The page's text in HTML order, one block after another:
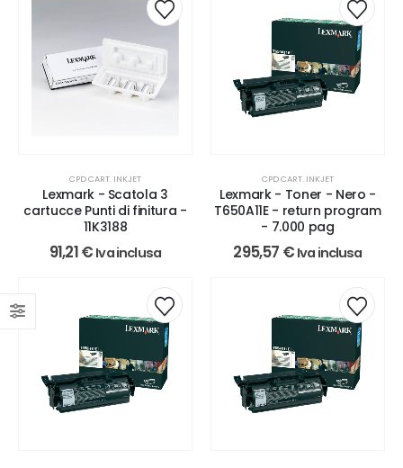
CPD CART. INKJET
Lexmark - Scatola 3
cartucce Punti di finitura -
11K3188
91,21€ Iva inclusa
CPD CART. INKJET
Lexmark - Toner - Nero -
T650A11E - return program
- 7.000 pag
295,57 € Iva inclusa